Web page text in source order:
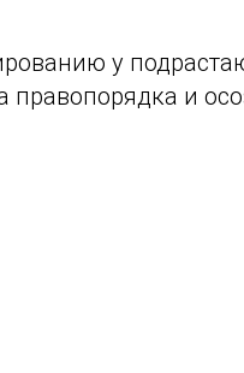
у
правопорядка и